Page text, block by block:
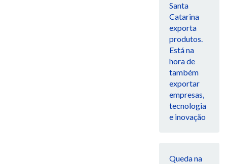
Santa
Catarina
exporta
produtos.
Está na
hora de
também
exportar
empresas,
tecnologia
e inovação
Queda na